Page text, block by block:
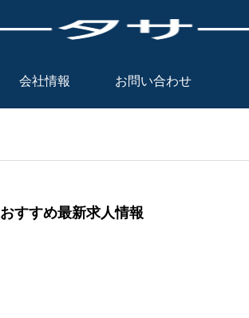
会社情報 お問い合わせ
おすすめ最新求人情報